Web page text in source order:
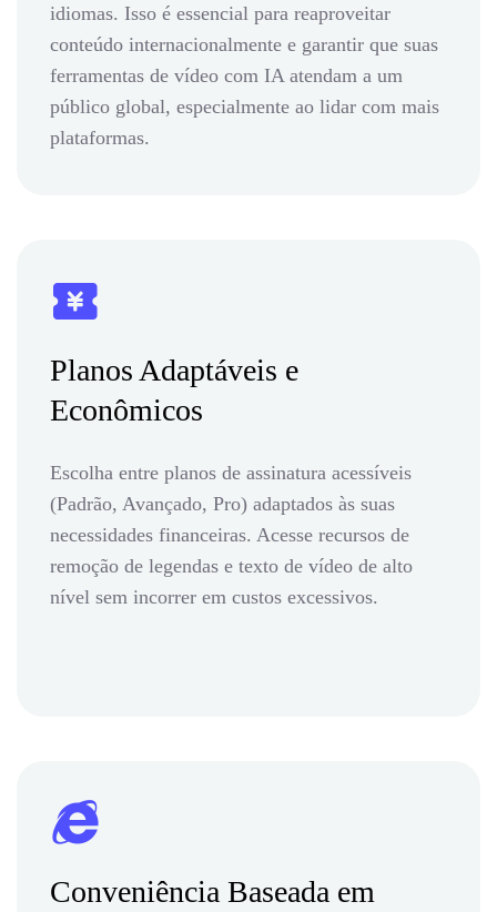
idiomas. Isso é essencial para reaproveitar
conteúdo internacionalmente e garantir que suas
ferramentas de vídeo com IA atendam a um
público global, especialmente ao lidar com mais
plataformas.
Planos Adaptáveis e
Econômicos
Escolha entre planos de assinatura acessíveis
(Padrão, Avançado, Pro) adaptados às suas
necessidades financeiras. Acesse recursos de
remoção de legendas e texto de vídeo de alto
nível sem incorrer em custos excessivos.
Conveniência Baseada em